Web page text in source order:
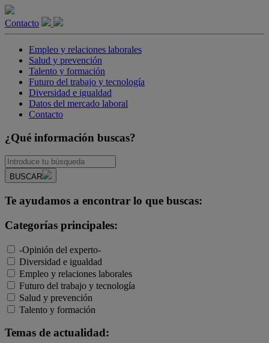
Contacto
Empleo y relaciones laborales
Salud y prevención
Talento y formación
Futuro del trabajo y tecnología
Diversidad e igualdad
Datos del mercado laboral
Contacto
¿Qué información buscas?
BUSCAR
Te ayudamos a encontrar lo que buscas:
Categorías principales:
-Opinión del experto-
Diversidad e igualdad
Empleo y relaciones laborales
Futuro del trabajo y tecnología
Salud y prevención
Talento y formación
Temas de actualidad: